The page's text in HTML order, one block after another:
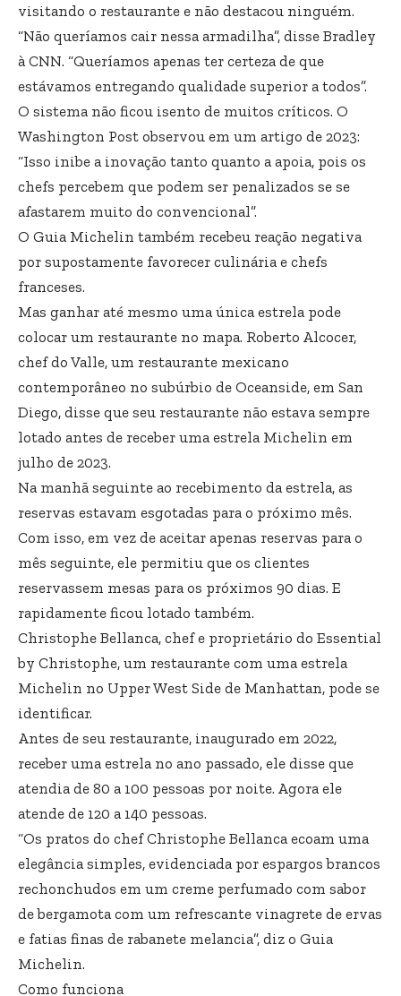
visitando o restaurante e não destacou ninguém.
“Não queríamos cair nessa armadilha”, disse Bradley
à CNN. “Queríamos apenas ter certeza de que
estávamos entregando qualidade superior a todos”.
O sistema não ficou isento de muitos críticos. O
Washington Post observou em um artigo de 2023:
“Isso inibe a inovação tanto quanto a apoia, pois os
chefs percebem que podem ser penalizados se se
afastarem muito do convencional”.
O Guia Michelin também recebeu reação negativa
por supostamente favorecer culinária e chefs
franceses.
Mas ganhar até mesmo uma única estrela pode
colocar um restaurante no mapa. Roberto Alcocer,
chef do Valle, um restaurante mexicano
contemporâneo no subúrbio de Oceanside, em San
Diego, disse que seu restaurante não estava sempre
lotado antes de receber uma estrela Michelin em
julho de 2023.
Na manhã seguinte ao recebimento da estrela, as
reservas estavam esgotadas para o próximo mês.
Com isso, em vez de aceitar apenas reservas para o
mês seguinte, ele permitiu que os clientes
reservassem mesas para os próximos 90 dias. E
rapidamente ficou lotado também.
Christophe Bellanca, chef e proprietário do Essential
by Christophe, um restaurante com uma estrela
Michelin no Upper West Side de Manhattan, pode se
identificar.
Antes de seu restaurante, inaugurado em 2022,
receber uma estrela no ano passado, ele disse que
atendia de 80 a 100 pessoas por noite. Agora ele
atende de 120 a 140 pessoas.
“Os pratos do chef Christophe Bellanca ecoam uma
elegância simples, evidenciada por espargos brancos
rechonchudos em um creme perfumado com sabor
de bergamota com um refrescante vinagrete de ervas
e fatias finas de rabanete melancia”, diz o Guia
Michelin.
Como funciona